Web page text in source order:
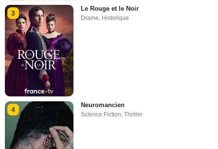
3
Le Rouge et le Noir
Drame Historique
4
Neuromancien
Science Fiction,Thriller